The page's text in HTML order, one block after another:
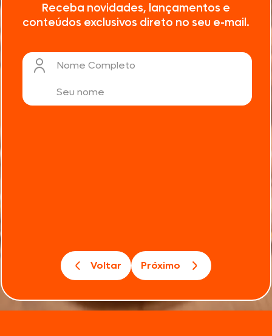
Receba novidades, lançamentos e
conteúdos exclusivos direto no seu e-mail.
Nome Completo
Voltar Próximo